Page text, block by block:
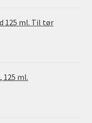
125 ml. Til tør
125 ml.